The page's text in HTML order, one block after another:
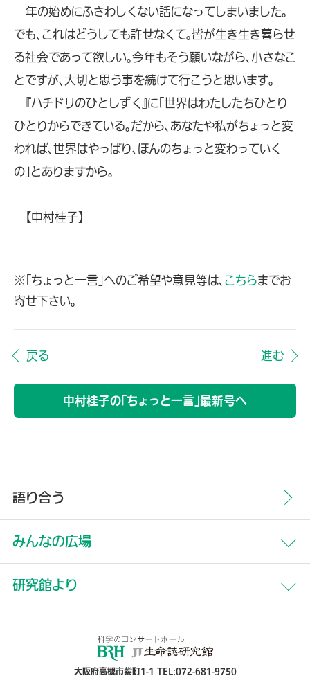
年の始めにふさわしくない話になってしまいました。
でも、これはどうしても許せなくて。皆が生き生き暮らせ
る社会であって欲しい。今年もそう願いながら、小さなこ
とですが、大切と思う事を続けて行こうと思います。
『ハチドリのひとしずく』に「世界はわたしたちひとり
ひとりからできている。だから、あなたや私がちょっと変
われば、世界はやっぱり、ほんのちょっと変わっていく
の」とありますから。
【中村桂子】
※「ちょっと一言」へのご希望や意見等は、こちらまでお
寄せ下さい。
戻る 進む
中村桂子の「ちょっと一言」最新号へ
語り合う
みんなの広場
生命誌について
季刊誌
研究館より
中村桂子のちょっと一言
大阪府高槻市紫町1-1 TEL:072-681-9750